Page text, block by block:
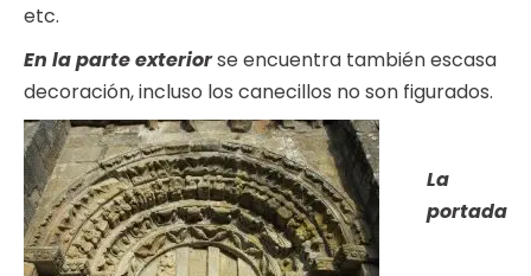
etc.
En la parte exteriorse encuentra también escasa
decoración, incluso los canecillos no son figurados.
La
portada